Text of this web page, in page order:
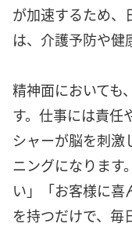
が加速するため、
は、介護予防や健
精神面においても
す。仕事には責任
シャーが脳を刺激
ニングになります
い」「お客様に喜
を持つだけで、毎